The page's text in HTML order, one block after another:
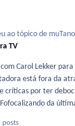
ao tópico de
TV
Carol Lekker
críticas por ter
da
posts